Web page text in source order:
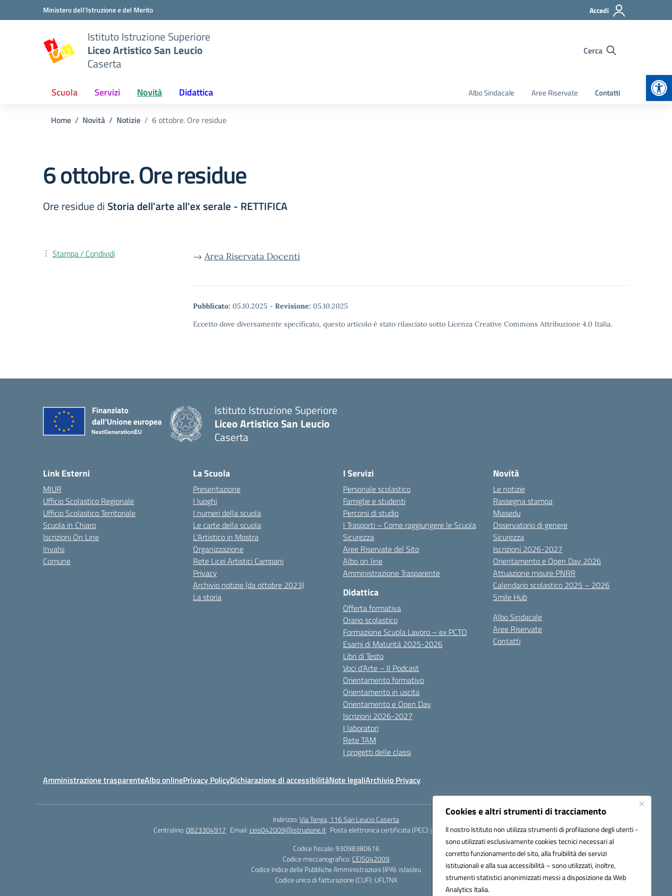
Cookies e altri strumenti di tracciamento
Il nostro Istituto non utilizza strumenti di profilazione degli utenti -
sono utilizzati esclusivamente cookies tecnici necessari al
corretto funzionamento del sito, alla fruibilità dei servizi
istituzionali e alla sua accessibilità – sono utilizzati, inoltre,
strumenti statistici anonimizzati messi a disposizione da Web
Analytics Italia.
Vai ai contenuti
Vai al menu di navigazioneMinistero dell'Istruzione e del Merito Accedi
Istituto Istruzione Superiore
Liceo Artistico San Leucio
Caserta
Cerca
Scuola Servizi Novità Didattica Albo Sindacale Aree Riservate Contatti
Home Novità Notizie 6 ottobre. Ore residue
6 ottobre. Ore residue
Ore residue di Storia dell'arte all'ex serale - RETTIFICA
→ Area Riservata Docenti
Pubblicato: 05.10.2025 - Revisione: 05.10.2025
Eccetto dove diversamente specificato, questo articolo è stato rilasciato sotto Licenza Creative Commons Attribuzione 4.0 Italia.
Stampa / Condividi
Istituto Istruzione Superiore
Liceo Artistico San Leucio
Caserta
Link Esterni
MIUR
Ufficio Scolastico Regionale
Ufficio Scolastico Territoriale
Scuola in Chiaro
Iscrizioni On Line
Invalsi
Comune
La Scuola
Presentazione
I luoghi
I numeri della scuola
Le carte della scuola
L’Artistico in Mostra
Organizzazione
Rete Licei Artistici Campani
Privacy
Archivio notizie (da ottobre 2023)
La storia
I Servizi
Personale scolastico
Famiglie e studenti
Percorsi di studio
I Trasporti – Come raggiungere le Scuola
Sicurezza
Aree Riservate del Sito
Albo on line
Amministrazione Trasparente
Didattica
Offerta formativa
Orario scolastico
Formazione Scuola Lavoro – ex PCTO
Esami di Maturità 2025-2026
Libri di Testo
Voci d’Arte – Il Podcast
Orientamento formativo
Orientamento in uscita
Orientamento e Open Day
Iscrizioni 2026-2027
I laboratori
Rete TAM
I progetti delle classi
Novità
Le notizie
Rassegna stampa
Miasedu
Osservatorio di genere
Sicurezza
Iscrizioni 2026-2027
Orientamento e Open Day 2026
Attuazione misure PNRR
Calendario scolastico 2025 – 2026
Smile Hub
Albo Sindacale
Aree Riservate
Contatti
Amministrazione trasparenteAlbo onlinePrivacy PolicyDichiarazione di accessibilitàNote legaliArchivio Privacy
Indirizzo:Via Tenga, 116 San Leucio Caserta
Centralino:0823304917 Email:ceis042009@istruzione.it Posta elettronica certificata (PEC):ceis042009@pec.istruzione.it
Codice fiscale: 93098380616
Codice meccanografico: CEIS042009
Codice Indice delle Pubbliche Amministrazioni (IPA): islasleu
Codice unico di fatturazione (CUF): UFLTNX